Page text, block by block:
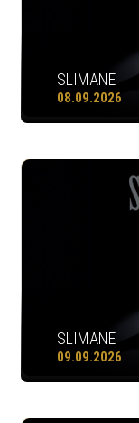
SLIMANE
08.09.2026
SLIMANE
09.09.2026